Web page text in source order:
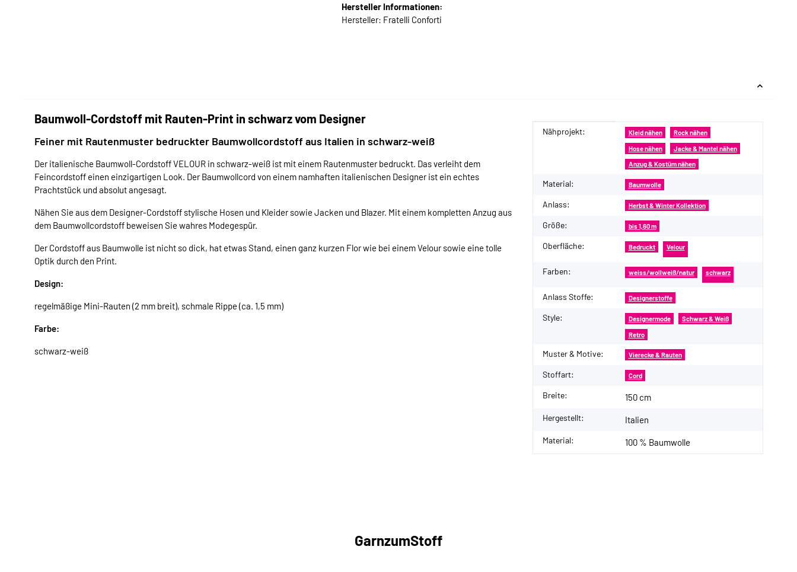
Hersteller Informationen:
Hersteller: Fratelli Conforti
Baumwoll-Cordstoff mit Rauten-Print in schwarz vom Designer
Feiner mit Rautenmuster bedruckter Baumwollcordstoff aus Italien in schwarz-weiß
Der italienische Baumwoll-Cordstoff VELOUR in schwarz-weiß ist mit einem Rautenmuster bedruckt. Das verleiht dem
Feincordstoff einen einzigartigen Look. Der Baumwollcord von einem namhaften italienischen Designer ist ein echtes
Prachtstück und absolut angesagt.
Nähen Sie aus dem Designer-Cordstoff stylische Hosen und Kleider sowie Jacken und Blazer. Mit einem kompletten Anzug aus
dem Baumwollcordstoff beweisen Sie wahres Modegespür.
Der Cordstoff aus Baumwolle ist nicht so dick, hat etwas Stand, einen ganz kurzen Flor wie bei einem Velour sowie eine tolle
Optik durch den Print.
Design:
regelmäßige Mini-Rauten (2 mm breit), schmale Rippe (ca. 1,5 mm)
Farbe:
schwarz-weiß
Produkteigenschaft
Wert
Nähprojekt: Kleid nähen Rock nähen
Hose nähen Jacke & Mantel nähen
Anzug & Kostüm nähen
Material: Baumwolle
Anlass: Herbst & Winter Kollektion
Größe: bis 1,60 m
Oberfläche: Bedruckt Velour
Farben: weiss/wollweiß/natur schwarz
Anlass Stoffe: Designerstoffe
Style: Designermode Schwarz & Weiß
Retro
Muster & Motive: Vierecke & Rauten
Stoffart: Cord
Breite: 150 cm
Hergestellt: Italien
Material: 100 % Baumwolle
GarnzumStoff